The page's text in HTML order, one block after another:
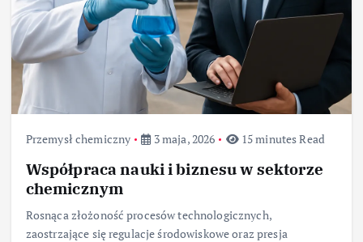
Przemysł chemiczny 3 maja, 2026 15 minutes Read
Współpraca nauki i biznesu w sektorze
chemicznym
Rosnąca złożoność procesów technologicznych,
zaostrzające się regulacje środowiskowe oraz presja